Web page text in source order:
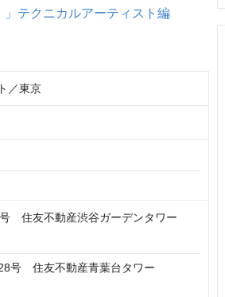
」テクニカルアーティスト編
／東京
住友不動産渋谷ガーデンタワー
号 住友不動産青葉台タワー